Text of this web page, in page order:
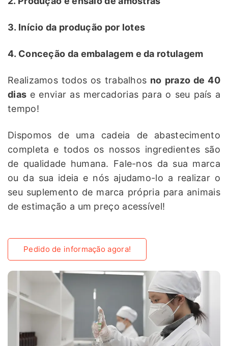
3. Início da produção por lotes
4. Conceção da embalagem e da rotulagem
Realizamos todos os trabalhos no prazo de 40
dias e enviar as mercadorias para o seu país a
tempo!
Dispomos de uma cadeia de abastecimento
completa e todos os nossos ingredientes são
de qualidade humana. Fale-nos da sua marca
ou da sua ideia e nós ajudamo-lo a realizar o
seu suplemento de marca própria para animais
de estimação a um preço acessível!
Pedido de informação agora!